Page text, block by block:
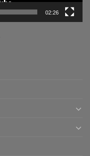
02:26